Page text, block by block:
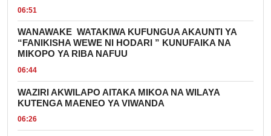
06:51
WANAWAKE WATAKIWA KUFUNGUA AKAUNTI YA
“FANIKISHA WEWE NI HODARI ” KUNUFAIKA NA
MIKOPO YA RIBA NAFUU
06:44
WAZIRI AKWILAPO AITAKA MIKOA NA WILAYA
KUTENGA MAENEO YA VIWANDA
06:26